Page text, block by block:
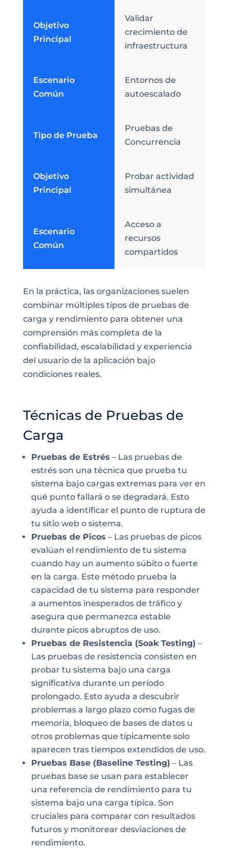
Objetivo
Principal
Validar
crecimiento de
infraestructura
Escenario
Común
Entornos de
autoescalado
Tipo de Prueba
Pruebas de
Concurrencia
Objetivo
Principal
Probar actividad
simultánea
Escenario
Común
Acceso a
recursos
compartidos
En la práctica, las organizaciones suelen
combinar múltiples tipos de pruebas de
carga y rendimiento para obtener una
comprensión más completa de la
confiabilidad, escalabilidad y experiencia
del usuario de la aplicación bajo
condiciones reales.
Técnicas de Pruebas de
Carga
Pruebas de Estrés – Las pruebas de
estrés son una técnica que prueba tu
sistema bajo cargas extremas para ver en
qué punto fallará o se degradará. Esto
ayuda a identificar el punto de ruptura de
tu sitio web o sistema.
Pruebas de Picos – Las pruebas de picos
evalúan el rendimiento de tu sistema
cuando hay un aumento súbito o fuerte
en la carga. Este método prueba la
capacidad de tu sistema para responder
a aumentos inesperados de tráfico y
asegura que permanezca estable
durante picos abruptos de uso.
Pruebas de Resistencia (Soak Testing) –
Las pruebas de resistencia consisten en
probar tu sistema bajo una carga
significativa durante un período
prolongado. Esto ayuda a descubrir
problemas a largo plazo como fugas de
memoria, bloqueo de bases de datos u
otros problemas que típicamente solo
aparecen tras tiempos extendidos de uso.
Pruebas Base (Baseline Testing) – Las
pruebas base se usan para establecer
una referencia de rendimiento para tu
sistema bajo una carga típica. Son
cruciales para comparar con resultados
futuros y monitorear desviaciones de
rendimiento.